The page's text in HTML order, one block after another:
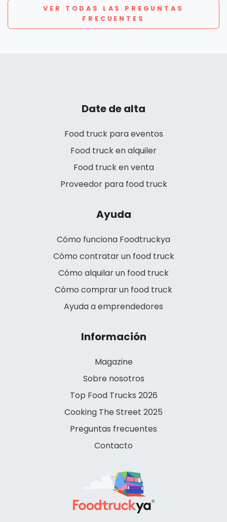
VER TODAS LAS PREGUNTAS
FRECUENTES
Date de alta
Food truck para eventos
Food truck en alquiler
Food truck en venta
Proveedor para food truck
Ayuda
Cómo funciona Foodtruckya
Cómo contratar un food truck
Cómo alquilar un food truck
Cómo comprar un food truck
Ayuda a emprendedores
Información
Magazine
Sobre nosotros
Top Food Trucks 2026
Cooking The Street 2025
Preguntas frecuentes
Contacto